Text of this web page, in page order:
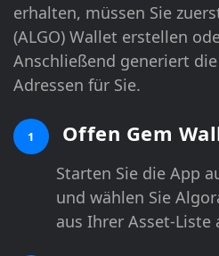
erhalten, müssen Sie
(ALGO) Wallet erstellen
Anschließend generiert
Adressen für Sie.
1 Offen Gem
Starten Sie die App
und wählen Sie
aus Ihrer Asset-Liste